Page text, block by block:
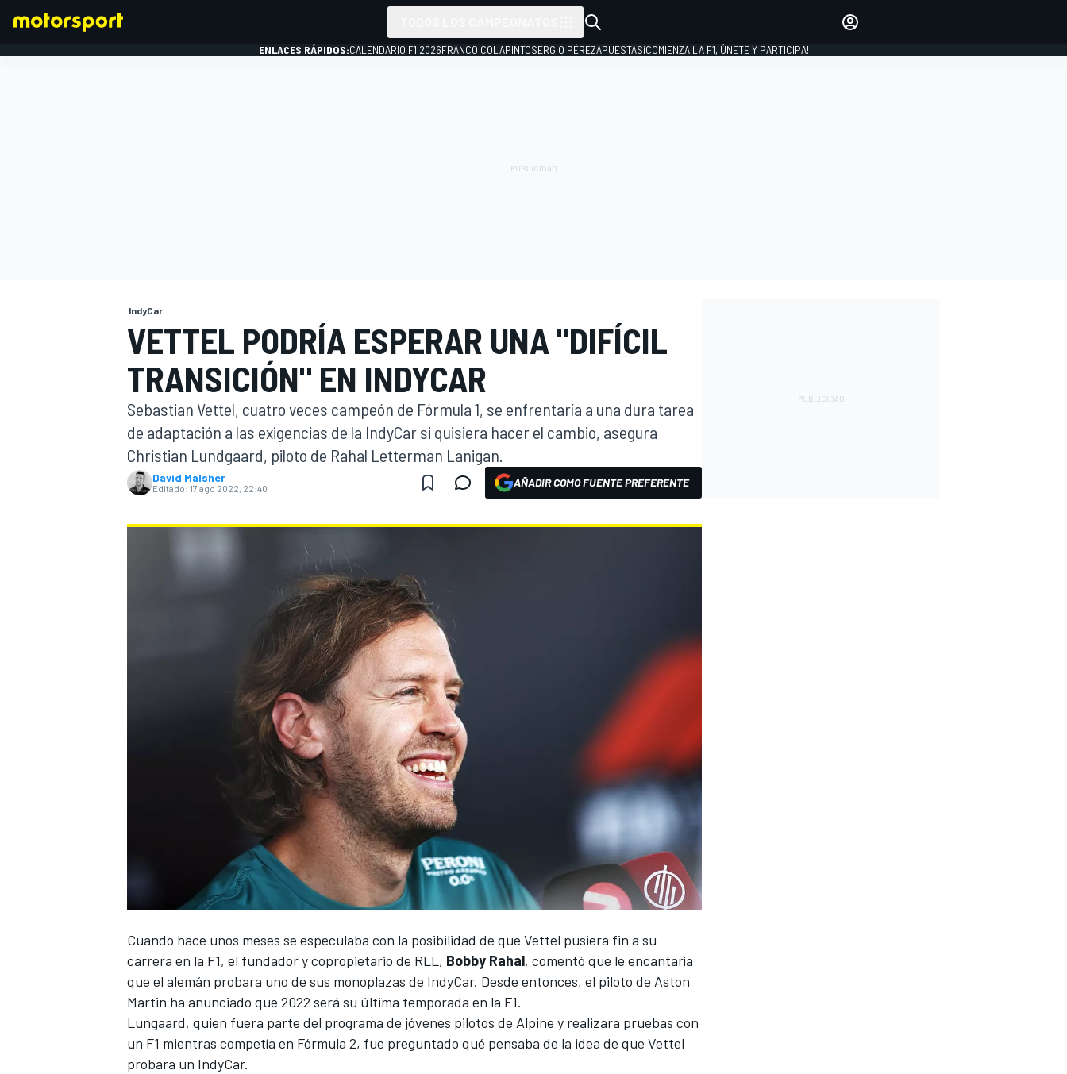
INDYCAR
INICIAR SESIÓN
ENLACES RÁPIDOS:CALENDARIO F1 2026FRANCO COLAPINTOSERGIO PÉREZAPUESTAS¡COMIENZA LA F1, ÚNETE Y PARTICIPA!
IndyCar
VETTEL PODRÍA ESPERAR UNA "DIFÍCIL
TRANSICIÓN" EN INDYCAR
Sebastian Vettel, cuatro veces campeón de Fórmula 1, se enfrentaría a una dura tarea
de adaptación a las exigencias de la IndyCar si quisiera hacer el cambio, asegura
Christian Lundgaard, piloto de Rahal Letterman Lanigan.
David Malsher
Editado: 17 ago 2022, 22:40 AÑADIR COMO FUENTE PREFERENTE
Cuando hace unos meses se especulaba con la posibilidad de que Vettel pusiera fin a su
carrera en la F1, el fundador y copropietario de RLL, Bobby Rahal, comentó que le encantaría
que el alemán probara uno de sus monoplazas de IndyCar. Desde entonces, el piloto de Aston
Martin ha anunciado que 2022 será su última temporada en la F1.
Lungaard, quien fuera parte del programa de jóvenes pilotos de Alpine y realizara pruebas con
un F1 mientras competía en Fórmula 2, fue preguntado qué pensaba de la idea de que Vettel
probara un IndyCar.